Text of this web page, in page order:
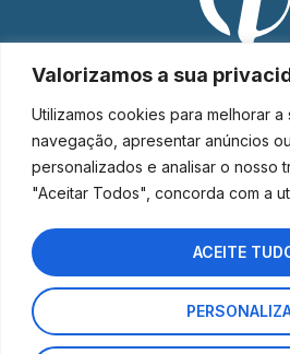
Valorizamos a sua
Utilizamos cookies para melhorar
navegação, apresentar anúncios
personalizados e analisar o nosso
"Aceitar Todos", concorda com a
ACEITE
Interorto © 2026 - Todos os